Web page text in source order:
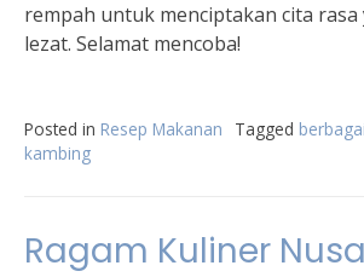
rempah untuk menciptakan cita rasa
lezat. Selamat mencoba!
Posted in Resep Makanan Tagged
kambing
Ragam Kuliner